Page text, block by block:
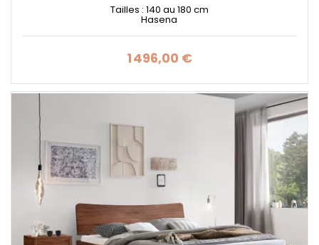
Tailles : 140 au 180 cm
Hasena
Prix
1 496,00 €